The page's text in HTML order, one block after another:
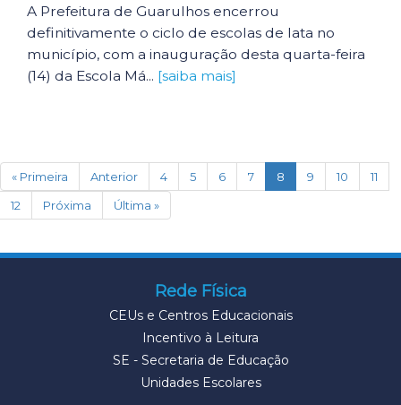
A Prefeitura de Guarulhos encerrou
definitivamente o ciclo de escolas de lata no
município, com a inauguração desta quarta-feira
(14) da Escola Má... [saiba mais]
« Primeira Anterior 4 5 6 7 8 (current)
9 10
11
12
Próxima Última »
Rede Física
CEUs e Centros Educacionais
Incentivo à Leitura
SE - Secretaria de Educação
Unidades Escolares